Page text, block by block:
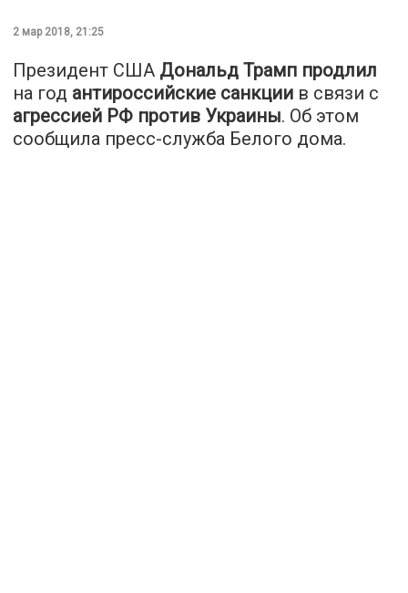
2 мар 2018, 21:25
Президент США Дональд Трамп продлил
на год антироссийские санкции в связи с
агрессией РФ против Украины. Об этом
сообщила пресс-служба Белого дома.